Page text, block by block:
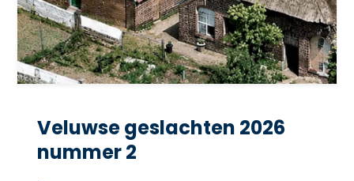
Veluwse geslachten 2026
nummer 2